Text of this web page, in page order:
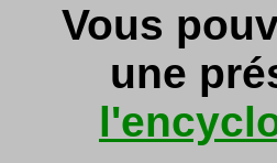
Vous
une